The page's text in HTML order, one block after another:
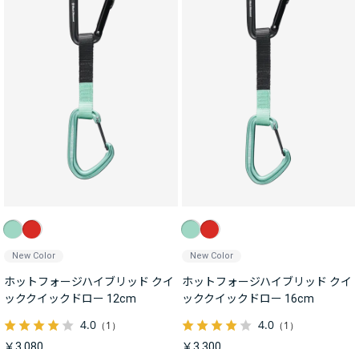
New Color
ホットフォージハイブリッド クイ
ッククイックドロー 12cm
4.0 （1）
New Color
ホットフォージハイブリッド クイ
ッククイックドロー 16cm
4.0（1）